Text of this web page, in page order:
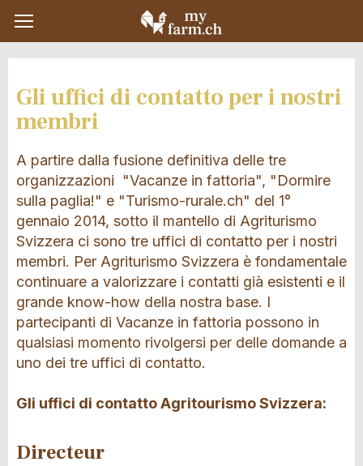
Gli uffici di contatto per i nostri
membri
A partire dalla fusione definitiva delle tre
organizzazioni "Vacanze in fattoria", "Dormire
sulla paglia!" e "Turismo-rurale.ch" del 1°
gennaio 2014, sotto il mantello di Agriturismo
Svizzera ci sono tre uffici di contatto per i nostri
membri. Per Agriturismo Svizzera è fondamentale
continuare a valorizzare i contatti già esistenti e il
grande know-how della nostra base. I
partecipanti di Vacanze in fattoria possono in
qualsiasi momento rivolgersi per delle domande a
uno dei tre uffici di contatto.
Gli uffici di contatto Agritourismo Svizzera:
Directeur